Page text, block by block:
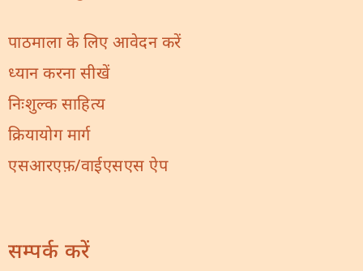
पाठमाला के लिए आवेदन करें
ध्यान करना सीखें
निःशुल्क साहित्य
क्रियायोग मार्ग
एसआरएफ़/वाईएसएस ऐप
सम्पर्क करें